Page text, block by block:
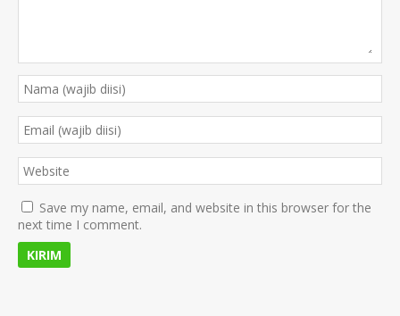
Save my name, email, and website in this browser for the
next time I comment.